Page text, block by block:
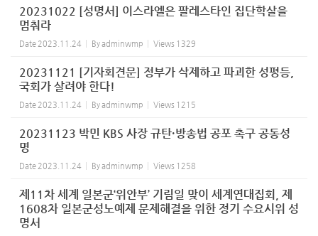
20231022 [성명서] 이스라엘은 팔레스타인 집단학살을
멈춰라
Date 2023.11.24 Byadminwmp Views 1329
20231121 [기자회견문] 정부가 삭제하고 파괴한 성평등,
국회가 살려야 한다!
Date 2023.11.24 Byadminwmp Views 1215
20231123 박민 KBS 사장 규탄·방송법 공포 촉구 공동성
명
Date 2023.11.24 Byadminwmp Views 1258
제11차 세계 일본군‘위안부’ 기림일 맞이 세계연대집회, 제
1608차 일본군성노예제 문제해결을 위한 정기 수요시위 성
명서